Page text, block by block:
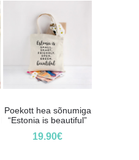
Poekott hea sõnumiga
“Estonia is beautiful”
19.90€